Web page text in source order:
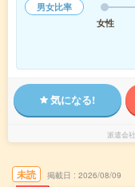
男女比率
女性
気になる!
派遣会社
未読 掲載日 2026/08/09